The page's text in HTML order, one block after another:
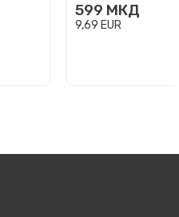
599 МКД
9,69 EUR